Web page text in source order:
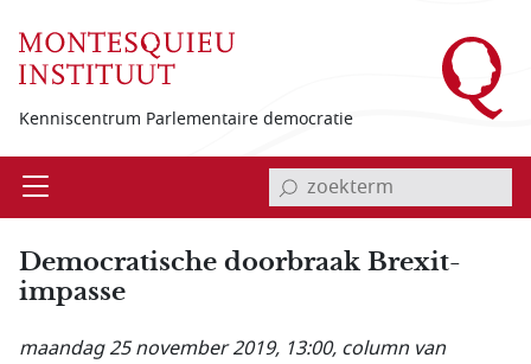
Kenniscentrum Parlementaire democratie
Open invoerveld zoekterm
Democratische doorbraak Brexit-
impasse
maandag 25 november 2019, 13:00, column van